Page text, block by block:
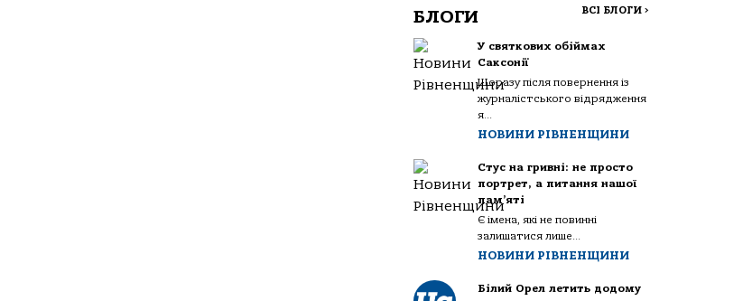
БЛОГИ ВСІ БЛОГИ >
У святкових обіймах
Саксонії
Щоразу після повернення із
журналістського відрядження
я...
НОВИНИ РІВНЕНЩИНИ
Стус на гривні: не просто
портрет, а питання нашої
пам’яті
Є імена, які не повинні
залишатися лише...
НОВИНИ РІВНЕНЩИНИ
Білий Орел летить додому